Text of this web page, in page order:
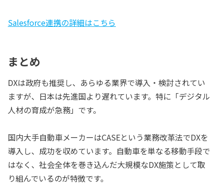
Salesforce連携の詳細はこちら
まとめ
DXは政府も推奨し、あらゆる業界で導入・検討されてい
ますが、日本は先進国より遅れています。特に「デジタル
人材の育成が急務」です。
国内大手自動車メーカーはCASEという業務改革法でDXを
導入し、成功を収めています。自動車を単なる移動手段で
はなく、社会全体を巻き込んだ大規模なDX施策として取
り組んでいるのが特徴です。